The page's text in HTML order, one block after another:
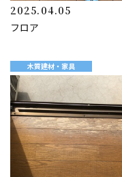
2025.04.05
フロア
木質建材・家具